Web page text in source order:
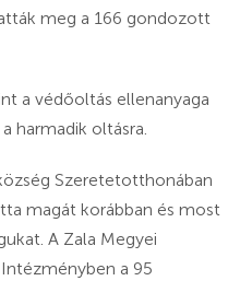
meg a 166 gondozott
a védőoltás ellenanyaga
harmadik oltásra.
Szeretetotthonában
magát korábban és most
A Zala Megyei
a 95